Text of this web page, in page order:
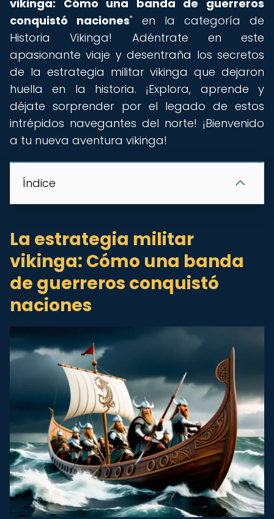
vikinga: Cómo una banda de guerreros
conquistó naciones" en la categoría de
Historia Vikinga! Adéntrate en este
apasionante viaje y desentraña los secretos
de la estrategia militar vikinga que dejaron
huella en la historia. ¡Explora, aprende y
déjate sorprender por el legado de estos
intrépidos navegantes del norte! ¡Bienvenido
a tu nueva aventura vikinga!
Índice
La estrategia militar
vikinga: Cómo una banda
de guerreros conquistó
naciones